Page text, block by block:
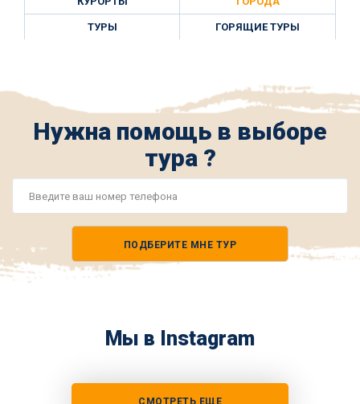
ТУРЫ ГОРЯЩИЕ ТУРЫ
Нужна помощь в выборе
тура ?
ПОДБЕРИТЕ МНЕ ТУР
Мы в Instagram
СМОТРЕТЬ ЕЩЕ